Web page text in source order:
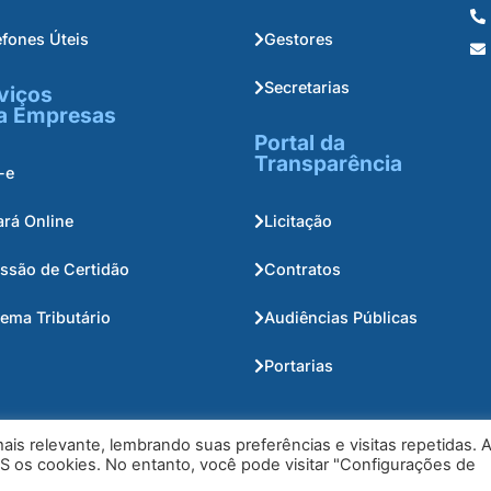
Úteis
Empresas
e
Online
de Certidão
Tributário
Gestores
Secretarias
Portal da
Transparência
Licitação
Contratos
Audiências Públicas
Portarias
relevante, lembrando suas preferências e visitas repetidas.
os cookies. No entanto, você pode visitar "Configurações de